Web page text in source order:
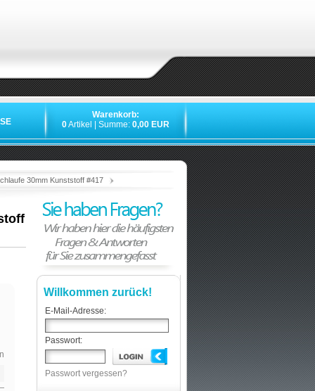
Warenkorb:
0Artikel | Summe: 0,00 EUR
30mm Kunststoff #417
Willkommen zurück!
E-Mail-Adresse:
Passwort:
Passwort vergessen?